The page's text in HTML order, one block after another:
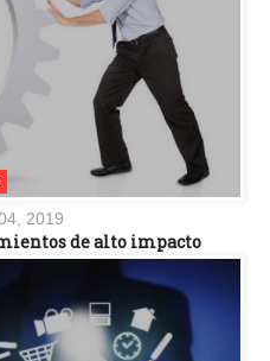
2019
de alto impacto